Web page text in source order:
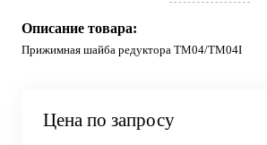
Описание товара:
Прижимная шайба редуктора TM04/TM04I
Цена по запросу